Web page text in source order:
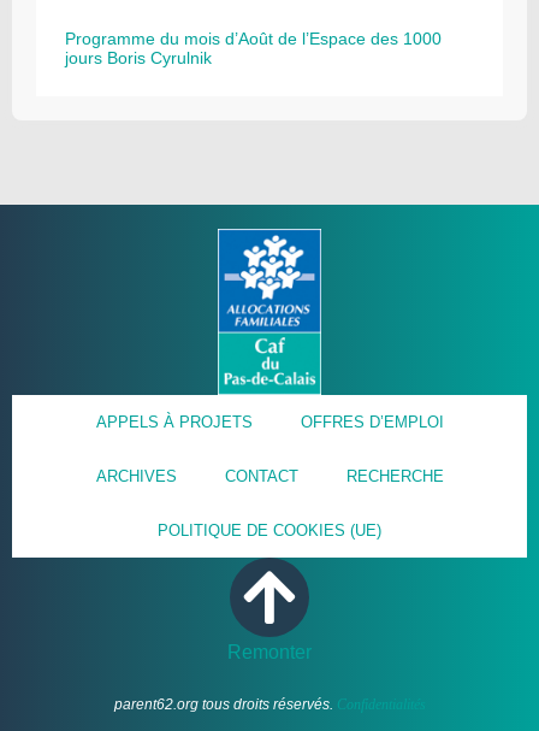
Programme du mois d’Août de l’Espace des 1000
jours Boris Cyrulnik
APPELS À PROJETS OFFRES D’EMPLOI
ARCHIVES CONTACT RECHERCHE
POLITIQUE DE COOKIES (UE)
Remonter
parent62.org tous droits réservés. Confidentialités